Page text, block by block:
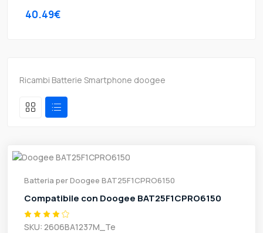
40.49€
Ricambi Batterie Smartphone doogee
Batteria per Doogee BAT25F1CPRO6150
Compatibile con Doogee BAT25F1CPRO6150
SKU: 2606BA1237M_Te